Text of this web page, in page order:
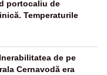
portocaliu de
Temperaturile
de pe
Cernavodă era